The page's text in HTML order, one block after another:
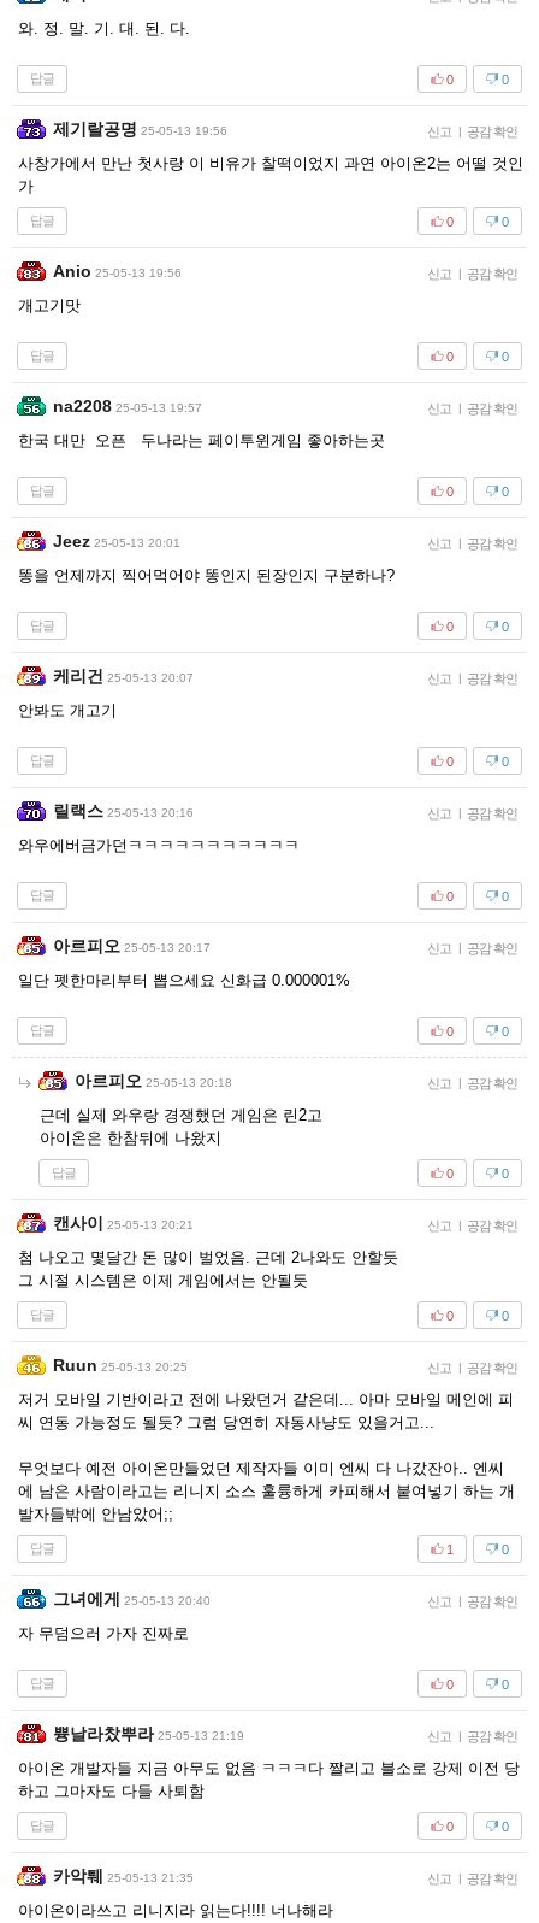
와. 정. 말. 기. 대. 된. 다.
답글 0
0
제기랄공명 25-05-13 19:56 신고 | 공감 확인
사창가에서 만난 첫사랑 이 비유가 찰떡이었지 과연 아이온2는 어떨 것인
가
답글 0
0
Anio 25-05-13 19:56 신고 | 공감 확인
개고기맛
답글 0
0
na2208 25-05-13 19:57 신고 | 공감 확인
한국 대만 오픈 두나라는 페이투윈게임 좋아하는곳
답글 0
0
Jeez 25-05-13 20:01 신고 | 공감 확인
똥을 언제까지 찍어먹어야 똥인지 된장인지 구분하나?
답글 0
0
케리건 25-05-13 20:07 신고 | 공감 확인
안봐도 개고기
답글 0
0
릴랙스 25-05-13 20:16 신고 | 공감 확인
와우에버금가던ㅋㅋㅋㅋㅋㅋㅋㅋㅋㅋㅋ
답글 0
0
아르피오 25-05-13 20:17 신고 | 공감 확인
일단 펫한마리부터 뽑으세요 신화급 0.000001%
답글 0
0
아르피오 25-05-13 20:18 신고 | 공감 확인
근데 실제 와우랑 경쟁했던 게임은 린2고
아이온은 한참뒤에 나왔지
답글 0
0
캔사이 25-05-13 20:21 신고 | 공감 확인
첨 나오고 몇달간 돈 많이 벌었음. 근데 2나와도 안할듯
그 시절 시스템은 이제 게임에서는 안될듯
답글 0
0
Ruun 25-05-13 20:25 신고 | 공감 확인
저거 모바일 기반이라고 전에 나왔던거 같은데... 아마 모바일 메인에 피
씨 연동 가능정도 될듯? 그럼 당연히 자동사냥도 있을거고...
무엇보다 예전 아이온만들었던 제작자들 이미 엔씨 다 나갔잔아.. 엔씨
에 남은 사람이라고는 리니지 소스 훌륭하게 카피해서 붙여넣기 하는 개
발자들밖에 안남았어;;
답글 0
1
그녀에게 25-05-13 20:40 신고 | 공감 확인
자 무덤으러 가자 진짜로
답글 0
0
쁑날라찼뿌라 25-05-13 21:19 신고 | 공감 확인
아이온 개발자들 지금 아무도 없음 ㅋㅋㅋ다 짤리고 블소로 강제 이전 당
하고 그마자도 다들 사퇴함
답글 0
0
카악퉤 25-05-13 21:35 신고 | 공감 확인
아이온이라쓰고 리니지라 읽는다!!!! 너나해라